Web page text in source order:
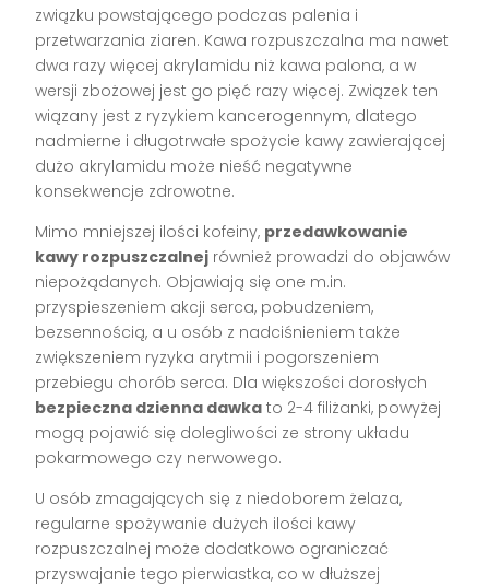
związku powstającego podczas palenia i
przetwarzania ziaren. Kawa rozpuszczalna ma nawet
dwa razy więcej akrylamidu niż kawa palona, a w
wersji zbożowej jest go pięć razy więcej. Związek ten
wiązany jest z ryzykiem kancerogennym, dlatego
nadmierne i długotrwałe spożycie kawy zawierającej
dużo akrylamidu może nieść negatywne
konsekwencje zdrowotne.
Mimo mniejszej ilości kofeiny, przedawkowanie
kawy rozpuszczalnej również prowadzi do objawów
niepożądanych. Objawiają się one m.in.
przyspieszeniem akcji serca, pobudzeniem,
bezsennością, a u osób z nadciśnieniem także
zwiększeniem ryzyka arytmii i pogorszeniem
przebiegu chorób serca. Dla większości dorosłych
bezpieczna dzienna dawka to 2-4 filiżanki, powyżej
mogą pojawić się dolegliwości ze strony układu
pokarmowego czy nerwowego.
U osób zmagających się z niedoborem żelaza,
regularne spożywanie dużych ilości kawy
rozpuszczalnej może dodatkowo ograniczać
przyswajanie tego pierwiastka, co w dłuższej